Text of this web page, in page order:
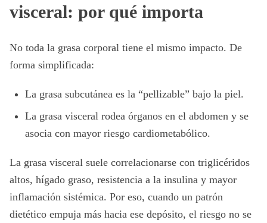
visceral: por qué importa
No toda la grasa corporal tiene el mismo impacto. De
forma simplificada:
La grasa subcutánea es la “pellizable” bajo la piel.
La grasa visceral rodea órganos en el abdomen y se
asocia con mayor riesgo cardiometabólico.
La grasa visceral suele correlacionarse con triglicéridos
altos, hígado graso, resistencia a la insulina y mayor
inflamación sistémica. Por eso, cuando un patrón
dietético empuja más hacia ese depósito, el riesgo no se